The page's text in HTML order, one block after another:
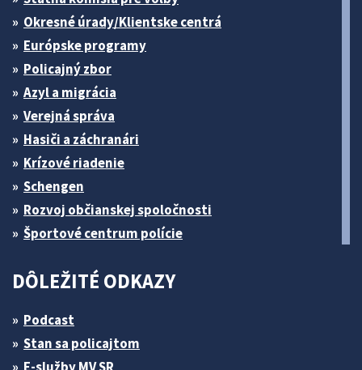
Okresné úrady/Klientske centrá
Európske programy
Policajný zbor
Azyl a migrácia
Verejná správa
Hasiči a záchranári
Krízové riadenie
Schengen
Rozvoj občianskej spoločnosti
Športové centrum polície
DÔLEŽITÉ ODKAZY
Podcast
Stan sa policajtom